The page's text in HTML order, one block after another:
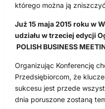
którego można ją
Już15 maja 2015 roku w
udziału w trzeciej edycji
POLISH BUSINESS
Organizując Konferencję
Przedsiębiorcom, że
sukcesu jest przede
dnia poruszone zostaną